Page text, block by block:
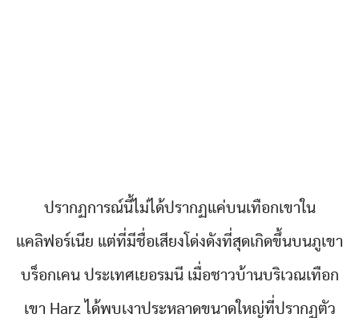
ปรากฏการณ์นี้ไม่ได้ปรากฏแค่บนเทือกเขาใน
แคลิฟอร์เนีย แต่ที่มีชื่อเสียงโด่งดังที่สุดเกิดขึ้นบนภูเขา
บร็อกเคน ประเทศเยอรมนี เมื่อชาวบ้านบริเวณเทือก
เขา Harz ได้พบเงาประหลาดขนาดใหญ่ที่ปรากฏตัว